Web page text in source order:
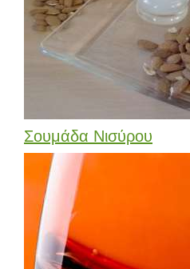
Σουμάδα Νισύρου